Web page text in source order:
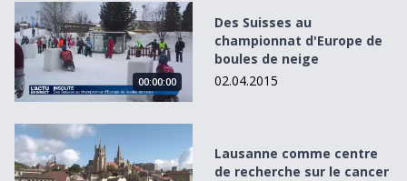
Des Suisses au championnat d&#039;Europe de boules
00:00:00
Des Suisses au
championnat d'Europe de
boules de neige
02.04.2015
Lausanne comme centre de recherche sur le cancer
Lausanne comme centre
de recherche sur le cancer